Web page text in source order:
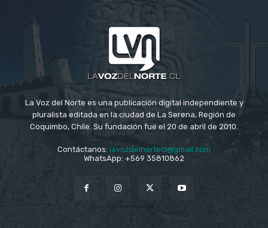
La Voz del Norte es una publicación digital independiente y
pluralista editada en la ciudad de La Serena, Región de
Coquimbo, Chile. Su fundación fue el 20 de abril de 2010.
Contáctanos: lavozdelnortecl@gmail.com
WhatsApp: +569 35810862